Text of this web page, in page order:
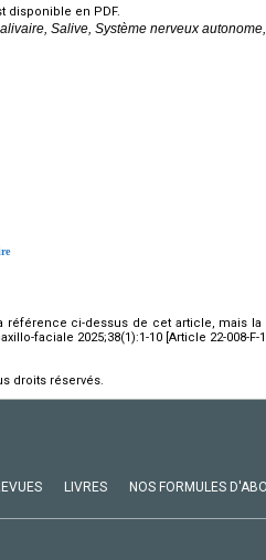
disponible en PDF.
Salive, Système nerveux
référence ci-dessus de cet article, mais
faciale 2025;38(1):1-10 [Article 22-008-F-
droits réservés.
LIVRES NOS FORMULES